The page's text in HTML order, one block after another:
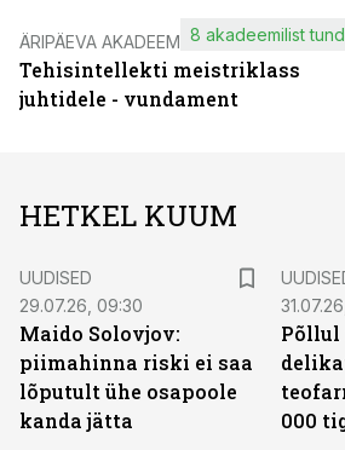
ÄRIPÄEVA AKADEEMIA
Tehisintellekti meistriklass
juhtidele - vundament
8 akadeemilist
HETKEL KUUM
UUDISED
29.07.26, 09:30
Maido Solovjov:
piimahinna riski ei saa
lõputult ühe osapoole
kanda jätta
Põllul
000